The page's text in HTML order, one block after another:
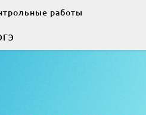
работы